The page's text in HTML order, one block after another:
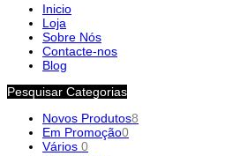
Inicio
Loja
Sobre Nós
Contacte-nos
Blog
Pesquisar Categorias
Novos Produtos8
Em Promoção0
Vários 0